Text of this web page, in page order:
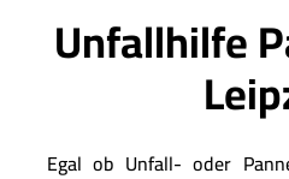
Unfallhilfe
Egal ob Unfall- oder